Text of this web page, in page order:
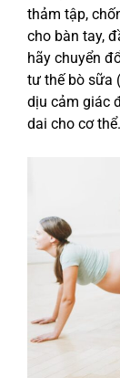
thảm tập,
cho bàn tay,
hãy chuyển
tư thế bò sữa
dịu cảm giác
dai cho cơ thể.